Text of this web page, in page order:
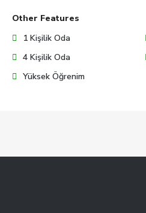
Other Features
1 Kişilik Oda
4 Kişilik Oda
Yüksek Öğrenim